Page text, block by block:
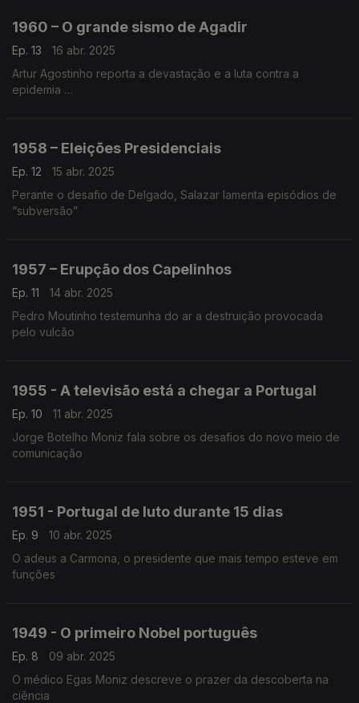
1960 – O grande sismo de Agadir
Ep. 13
16 abr. 2025
Artur Agostinho reporta a devastação e a luta contra a
epidemia
1958 – Eleições Presidenciais
Ep. 12
15 abr. 2025
Perante o desafio de Delgado, Salazar lamenta episódios de
“subversão”
1957 – Erupção dos Capelinhos
Ep. 11
14 abr. 2025
Pedro Moutinho testemunha do ar a destruição provocada
pelo vulcão
1955 - A televisão está a chegar a Portugal
Ep. 10
11 abr. 2025
Jorge Botelho Moniz fala sobre os desafios do novo meio de
comunicação
1951 - Portugal de luto durante 15 dias
Ep. 9
10 abr. 2025
O adeus a Carmona, o presidente que mais tempo esteve em
funções
1949 - O primeiro Nobel português
Ep. 8
09 abr. 2025
O médico Egas Moniz descreve o prazer da descoberta na
ciência